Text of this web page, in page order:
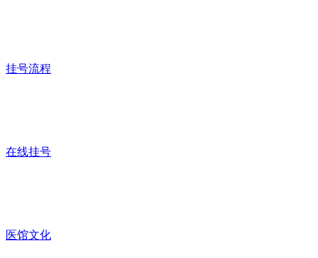
挂号流程
在线挂号
医馆文化